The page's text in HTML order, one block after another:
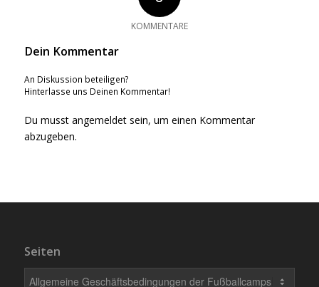
KOMMENTARE
Dein Kommentar
An Diskussion beteiligen?
Hinterlasse uns Deinen Kommentar!
Du musst angemeldetsein, um einen Kommentar
abzugeben.
Seiten